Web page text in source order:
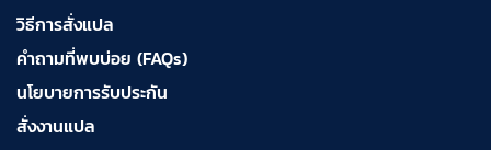
วิธีการสั่งแปล
คำถามที่พบบ่อย (FAQs)
นโยบายการรับประกัน
สั่งงานแปล